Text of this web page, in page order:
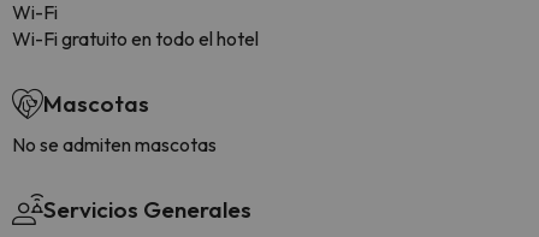
Wi-Fi
Wi-Fi gratuito en todo el hotel
Mascotas
No se admiten mascotas
Servicios Generales